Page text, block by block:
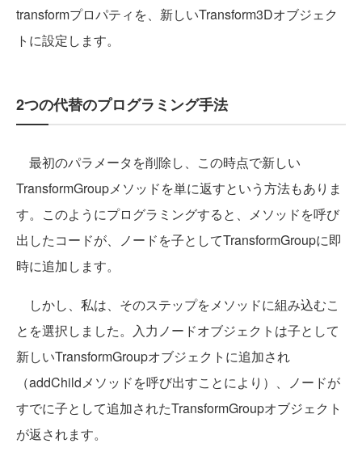
transformプロパティを、新しいTransform3Dオブジェク
トに設定します。
2つの代替のプログラミング手法
最初のパラメータを削除し、この時点で新しい
TransformGroupメソッドを単に返すという方法もありま
す。このようにプログラミングすると、メソッドを呼び
出したコードが、ノードを子としてTransformGroupに即
時に追加します。
しかし、私は、そのステップをメソッドに組み込むこ
とを選択しました。入力ノードオブジェクトは子として
新しいTransformGroupオブジェクトに追加され
（addChildメソッドを呼び出すことにより）、ノードが
すでに子として追加されたTransformGroupオブジェクト
が返されます。